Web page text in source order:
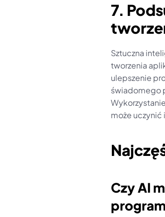
7.
Sztuczna
tworzenia
ulepszenie
świadomego
może
Czy AI